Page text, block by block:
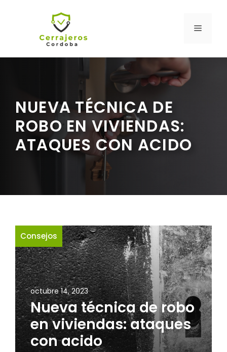
MENÚ
NUEVA TÉCNICA DE
ROBO EN VIVIENDAS:
ATAQUES CON ACIDO
Consejos
octubre 14, 2023
Nueva técnica de robo
en viviendas: ataques
con acido